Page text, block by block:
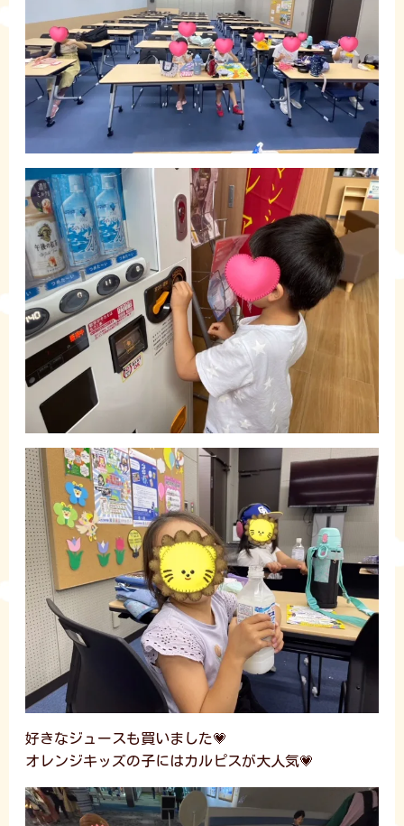
好きなジュースも買いました💗
オレンジキッズの子にはカルピスが大人気💗